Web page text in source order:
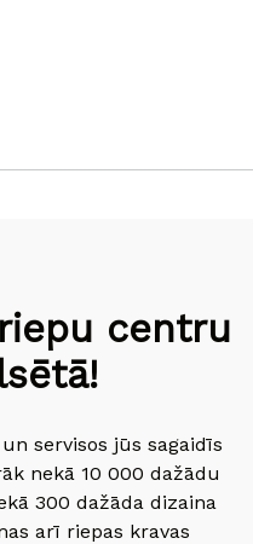
centru
servisos jūs sagaidīs
nekā 10 000 dažādu
300 dažāda dizaina
arī riepas kravas